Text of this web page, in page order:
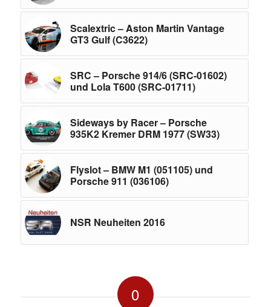
Scalextric – Aston Martin Vantage
GT3 Gulf (C3622)
SRC – Porsche 914/6 (SRC-01602)
und Lola T600 (SRC-01711)
Sideways by Racer – Porsche
935K2 Kremer DRM 1977 (SW33)
Flyslot – BMW M1 (051105) und
Porsche 911 (036106)
NSR Neuheiten 2016
0